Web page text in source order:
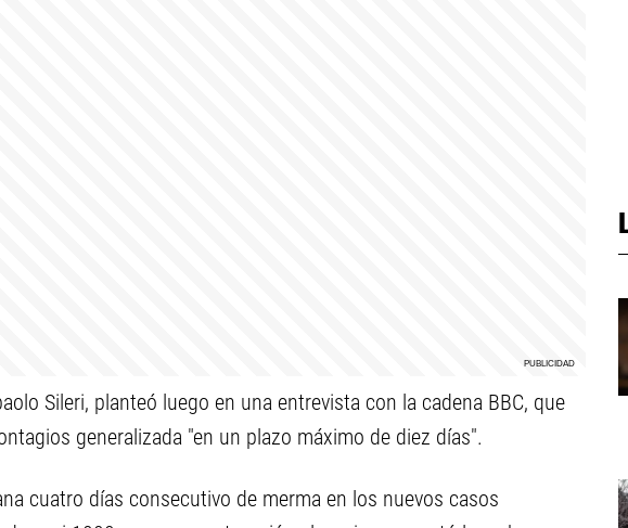
Sileri, planteó luego en una entrevista con la cadena BBC, que
generalizada "en un plazo máximo de diez días".
cuatro días consecutivo de merma en los nuevos casos